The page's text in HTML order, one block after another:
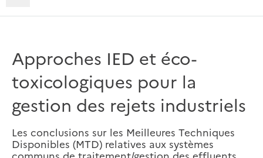
Approches IED et éco-
toxicologiques pour la
gestion des rejets industriels
Les conclusions sur les Meilleures Techniques
Disponibles (MTD) relatives aux systèmes